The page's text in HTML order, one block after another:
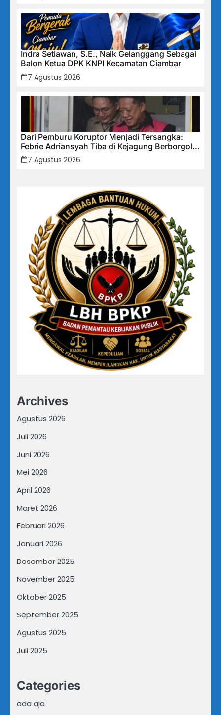
Indra Setiawan, S.E., Naik Gelanggang Sebagai
Balon Ketua DPK KNPI Kecamatan Ciambar
7 Agustus 2026
Dari Pemburu Koruptor Menjadi Tersangka:
Febrie Adriansyah Tiba di Kejagung Berborgol,
Bawa Map Biru dan Senyum Penuh Teka-teki
7 Agustus 2026
Archives
Agustus 2026
Juli 2026
Juni 2026
Mei 2026
April 2026
Maret 2026
Februari 2026
Januari 2026
Desember 2025
November 2025
Oktober 2025
September 2025
Agustus 2025
Juli 2025
Categories
ada aja